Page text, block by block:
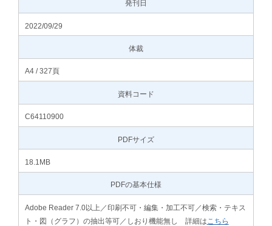
発刊日
2022/09/29
体裁
A4 / 327頁
資料コード
C64110900
PDFサイズ
18.1MB
PDFの基本仕様
Adobe Reader 7.0以上／印刷不可・編集・加工不可／検索・テキス
ト・図（グラフ）の抽出等可／しおり機能無し 詳細は こちら